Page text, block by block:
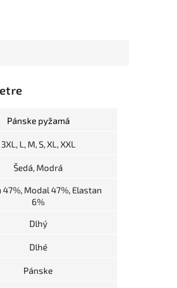
Pánske pyžamá
3XL, L, M, S, XL, XXL
Šedá, Modrá
47%, Modal 47%, Elastan
6%
Dlhý
Dlhé
Pánske